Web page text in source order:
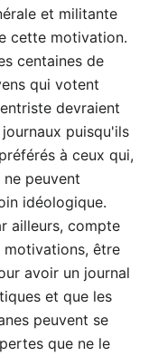
et militante
cette motivation.
centaines de
qui votent
devraient
puisqu'ils
à ceux qui,
peuvent
idéologique.
ailleurs, compte
être
avoir un journal
et que les
peuvent se
que ne le